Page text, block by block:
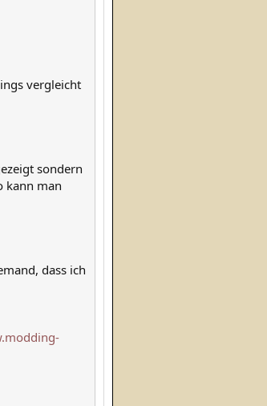
vergleicht
sondern
kann man
dass ich